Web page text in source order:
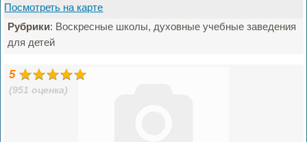
Посмотреть на карте
Рубрики: Воскресные школы, духовные учебные заведения
для детей
5
(951 оценка)